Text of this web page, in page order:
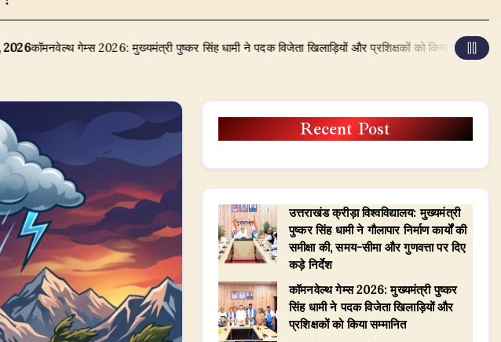
गेम्स 2026: मुख्यमंत्री पुष्कर सिंह धामी ने पदक विजेता खिलाड़ियों और प्रशिक्षकों को किया सम्मानित August
Recent Post
उत्तराखंड क्रीड़ा विश्वविद्यालय: मुख्यमंत्री
पुष्कर सिंह धामी ने गौलापार निर्माण कार्यों की
समीक्षा की, समय-सीमा और गुणवत्ता पर दिए
कड़े निर्देश
​कॉमनवेल्थ गेम्स 2026: मुख्यमंत्री पुष्कर
सिंह धामी ने पदक विजेता खिलाड़ियों और
प्रशिक्षकों को किया सम्मानित